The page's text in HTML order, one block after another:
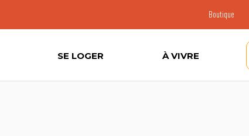
Boutique
SE LOGER À VIVRE